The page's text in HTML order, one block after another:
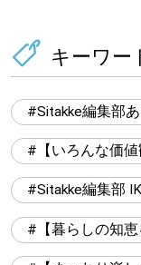
キーワー
Sitakke編集部
【いろんな価
Sitakke編集部
【暮らしの知